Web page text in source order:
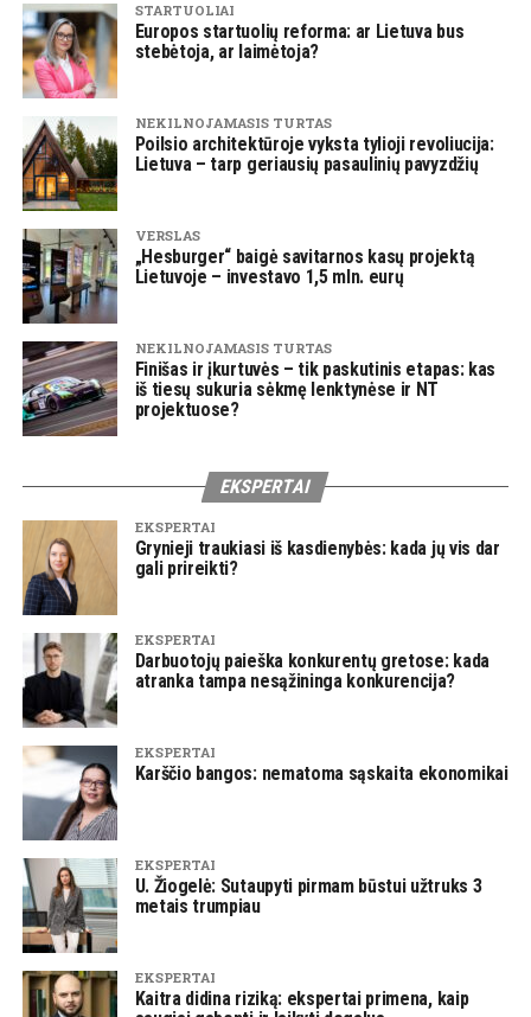
STARTUOLIAI
Europos startuolių reforma: ar Lietuva bus
stebėtoja, ar laimėtoja?
NEKILNOJAMASIS TURTAS
Poilsio architektūroje vyksta tylioji revoliucija:
Lietuva – tarp geriausių pasaulinių pavyzdžių
VERSLAS
„Hesburger“ baigė savitarnos kasų projektą
Lietuvoje – investavo 1,5 mln. eurų
NEKILNOJAMASIS TURTAS
Finišas ir įkurtuvės – tik paskutinis etapas: kas
iš tiesų sukuria sėkmę lenktynėse ir NT
projektuose?
EKSPERTAI
EKSPERTAI
Grynieji traukiasi iš kasdienybės: kada jų vis dar
gali prireikti?
EKSPERTAI
Darbuotojų paieška konkurentų gretose: kada
atranka tampa nesąžininga konkurencija?
EKSPERTAI
Karščio bangos: nematoma sąskaita ekonomikai
EKSPERTAI
U. Žiogelė: Sutaupyti pirmam būstui užtruks 3
metais trumpiau
EKSPERTAI
Kaitra didina riziką: ekspertai primena, kaip